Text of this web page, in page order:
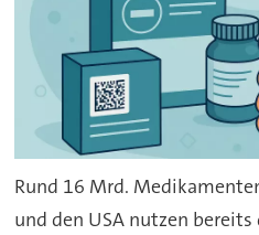
Rund 16 Mrd.
und den USA nutzen bereits